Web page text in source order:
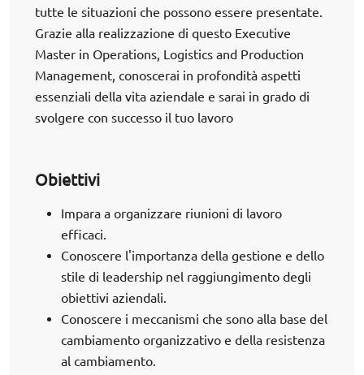
tutte le situazioni che possono essere presentate.
Grazie alla realizzazione di questo Executive
Master in Operations, Logistics and Production
Management, conoscerai in profondità aspetti
essenziali della vita aziendale e sarai in grado di
svolgere con successo il tuo lavoro
Obiettivi
Impara a organizzare riunioni di lavoro
efficaci.
Conoscere l'importanza della gestione e dello
stile di leadership nel raggiungimento degli
obiettivi aziendali.
Conoscere i meccanismi che sono alla base del
cambiamento organizzativo e della resistenza
al cambiamento.